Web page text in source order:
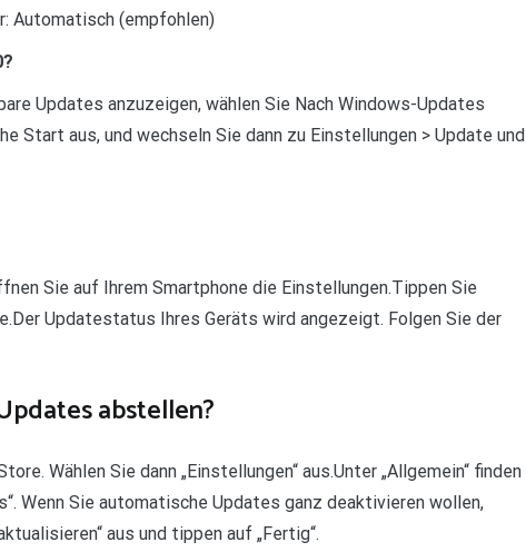
Automatisch (empfohlen)
Updates anzuzeigen, wählen Sie Nach Windows-Updates
Start aus, und wechseln Sie dann zu Einstellungen > Update und
Sie auf Ihrem Smartphone die Einstellungen.Tippen Sie
Updatestatus Ihres Geräts wird angezeigt. Folgen Sie der
abstellen?
Wählen Sie dann „Einstellungen“ aus.Unter „Allgemein“ finden
Wenn Sie automatische Updates ganz deaktivieren wollen,
aus und tippen auf „Fertig“.